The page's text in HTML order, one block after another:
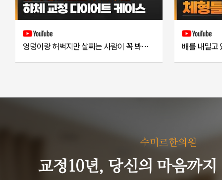
엉덩이랑 허벅지만 살찌는 사람이 꼭 봐야하는 영상
수미르한의원
교정10년, 당신의 마음까지